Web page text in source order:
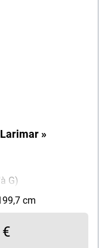
»
G)
/ interrupteur
cm
€